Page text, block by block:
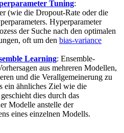
Tuning:
(wie die Dropout-Rate oder die
Hyperparameter
der Suche nach den optimalen
oft um den bias-variance
Learning: Ensemble-
aus mehreren Modellen,
und die Verallgemeinerung zu
ein ähnliches Ziel wie die
dies durch das
Modelle anstelle der
eines einzelnen Modells.